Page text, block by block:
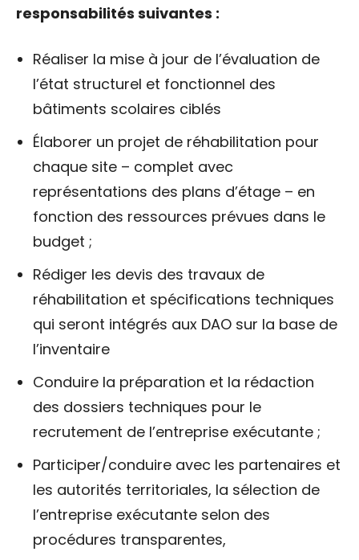
responsabilités suivantes :
Réaliser la mise à jour de l’évaluation de
l’état structurel et fonctionnel des
bâtiments scolaires ciblés
Élaborer un projet de réhabilitation pour
chaque site – complet avec
représentations des plans d’étage – en
fonction des ressources prévues dans le
budget ;
Rédiger les devis des travaux de
réhabilitation et spécifications techniques
qui seront intégrés aux DAO sur la base de
l’inventaire
Conduire la préparation et la rédaction
des dossiers techniques pour le
recrutement de l’entreprise exécutante ;
Participer/conduire avec les partenaires et
les autorités territoriales, la sélection de
l’entreprise exécutante selon des
procédures transparentes,